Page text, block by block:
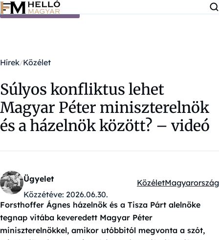
Ugrás a tartalomra
Hírek Közélet
Súlyos konfliktus lehet
Magyar Péter miniszterelnök
és a házelnök között? – videó
Ügyelet
Közzétéve: 2026.06.30.
Kategóriák:
KözéletMagyarország
Forsthoffer Ágnes házelnök és a Tisza Párt alelnöke
tegnap vitába keveredett Magyar Péter
miniszterelnökkel, amikor utóbbitól megvonta a szót,